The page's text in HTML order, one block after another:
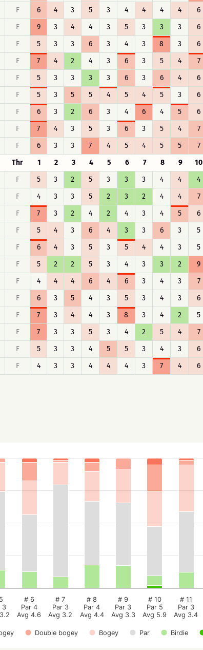
F 6 4 3 5 3 4 4 4 4 6
F 9 3 4 4 3 5 3 3 3 6
F 5 3 3 6 3 4 3 8 3 6
F 7 4 2 4 3 6 3 5 4 7
F 5 3 3 3 3 6 3 6 4 6
F 5 3 5 5 4 5 4 5 3 6
F 6 3 2 6 3 4 6 4 5 6
F 7 4 3 5 3 6 3 5 4 7
F 6 3 3 7 4 5 4 5 5 7
Thr 1 2 3 4 5 6 7 8 9 10
F 5 3 2 5 3 3 3 4 4 4
F 4 3 3 5 2 3 2 4 4 7
F 7 3 2 4 2 4 3 4 5 6
F 5 4 3 6 4 3 3 6 3 5
F 6 4 3 5 3 5 4 4 3 5
F 5 2 2 5 3 4 3 3 2 9
F 4 4 4 6 4 6 3 4 3 7
F 6 3 5 4 3 5 3 4 3 6
F 7 3 4 4 3 8 3 4 2 5
F 7 3 3 5 3 4 2 5 4 7
F 5 3 3 4 5 5 3 4 3 6
F 4 3 3 4 4 4 3 7 4 6
Double bogey Bogey Par Birdie
3
# 6
Par 4
Avg 4.6
# 7
Par 3
Avg 3.2
# 8
Par 4
Avg 4.4
# 9
Par 3
Avg 3.3
# 10
Par 5
Avg 5.9
# 11
Par 3
Avg 3.4